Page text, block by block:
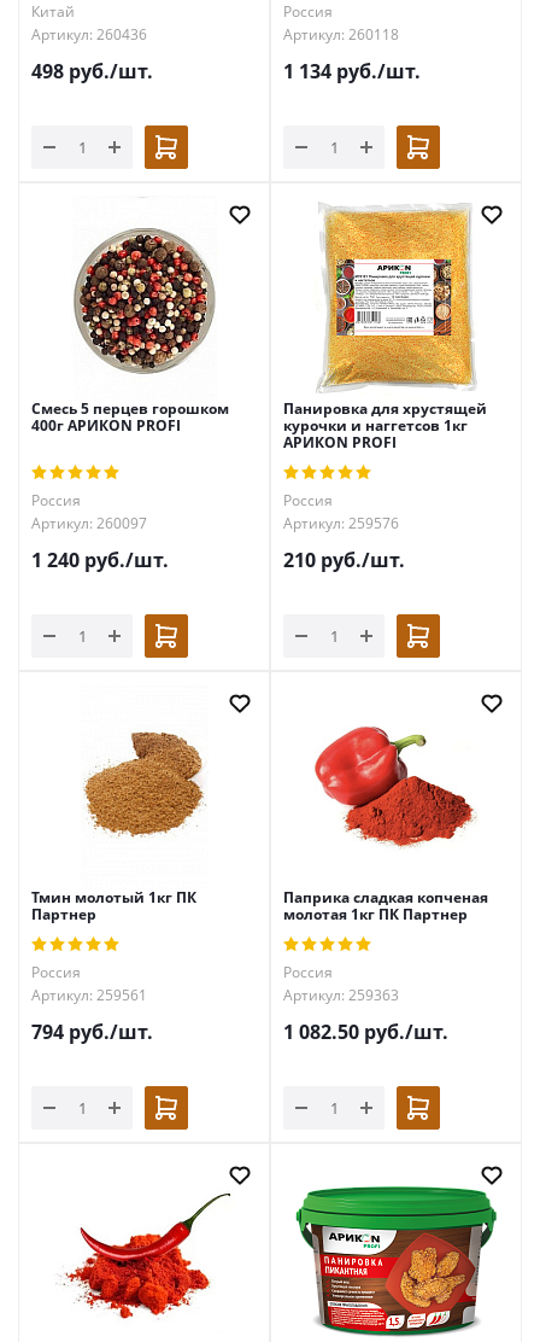
Китай
Артикул: 260436
498 руб./шт.
Россия
Артикул: 260118
1 134 руб./шт.
Смесь 5 перцев горошком
400г АРИКON PROFI
Россия
Артикул: 260097
1 240 руб./шт.
Панировка для хрустящей
курочки и наггетсов 1кг
АРИКON PROFI
Россия
Артикул: 259576
210 руб./шт.
Тмин молотый 1кг ПК
Партнер
Россия
Артикул: 259561
794 руб./шт.
Паприка сладкая копченая
молотая 1кг ПК Партнер
Россия
Артикул: 259363
1 082.50 руб./шт.